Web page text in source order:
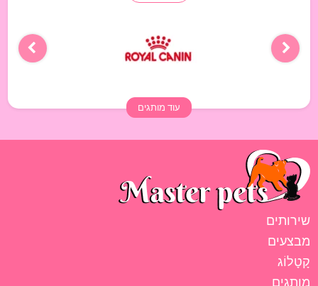
עוד מותגים
שירותים
מבצעים
קָטָלוֹג
מותגים